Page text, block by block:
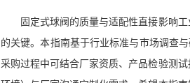
固定式球阀的质量与适配性直接影响工
的关键。本指南基于行业标准与市场调查
采购过程中可结合厂家资质、产品检验测